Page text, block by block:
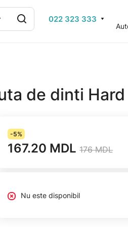
022 323 333
de dinti
-5%
167.20 MDL 176 MDL
Nu este disponibil